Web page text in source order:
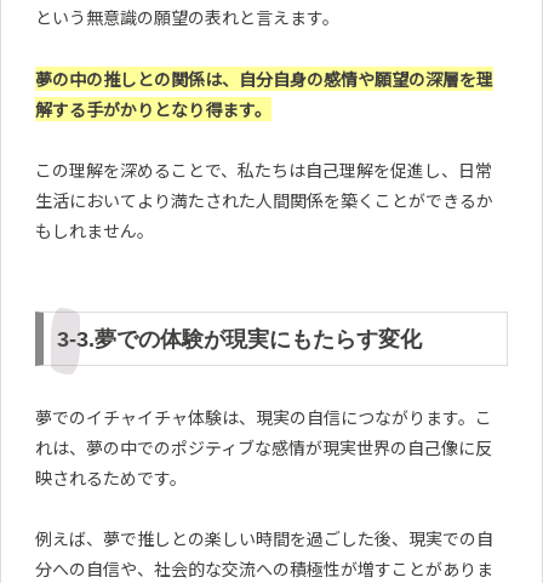
という無意識の願望の表れと言えます。
夢の中の推しとの関係は、自分自身の感情や願望の深層を理
解する手がかりとなり得ます。
この理解を深めることで、私たちは自己理解を促進し、日常
生活においてより満たされた人間関係を築くことができるか
もしれません。
3-3.夢での体験が現実にもたらす変化
夢でのイチャイチャ体験は、現実の自信につながります。こ
れは、夢の中でのポジティブな感情が現実世界の自己像に反
映されるためです。
例えば、夢で推しとの楽しい時間を過ごした後、現実での自
分への自信や、社会的な交流への積極性が増すことがありま